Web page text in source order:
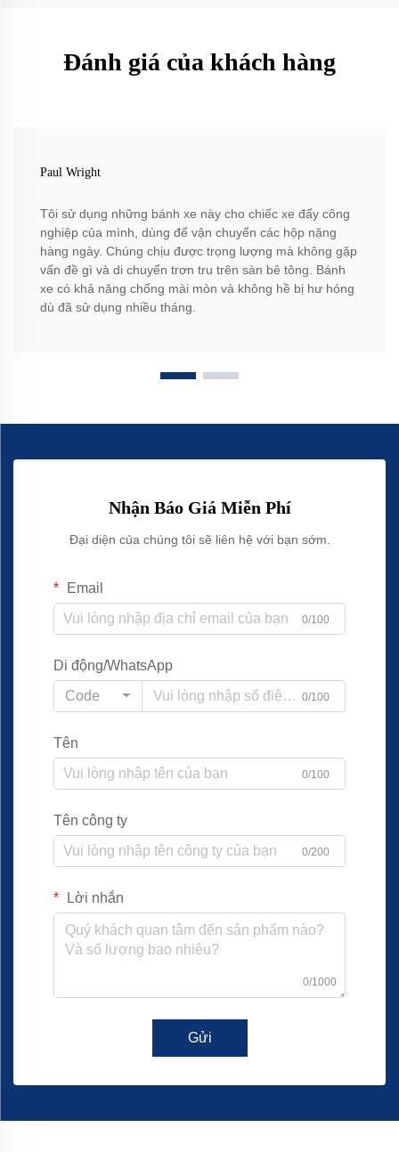
Đánh giá của khách hàng
Paul Wright
Tôi sử dụng những bánh xe này cho chiếc xe đẩy công
nghiệp của mình, dùng để vận chuyển các hộp nặng
hàng ngày. Chúng chịu được trọng lượng mà không gặp
vấn đề gì và di chuyển trơn tru trên sàn bê tông. Bánh
xe có khả năng chống mài mòn và không hề bị hư hỏng
dù đã sử dụng nhiều tháng.
Nhận Báo Giá Miễn Phí
Đại diện của chúng tôi sẽ liên hệ với bạn sớm.
Email
0/100
Di động/WhatsApp
Code
0/100
Tên
0/100
Tên công ty
0/200
Lời nhắn
0/1000
Gửi